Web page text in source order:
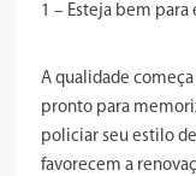
1 – Esteja bem para
A qualidade
pronto para
policiar seu estilo
favorecem a